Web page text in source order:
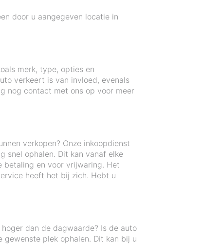
door u aangegeven locatie in
merk, type, opties en
verkeert is van invloed, evenals
nog contact met ons op voor meer
verkopen? Onze inkoopdienst
snel ophalen. Dit kan vanaf elke
betaling en voor vrijwaring. Het
heeft het bij zich. Hebt u
dan de dagwaarde? Is de auto
gewenste plek ophalen. Dit kan bij u